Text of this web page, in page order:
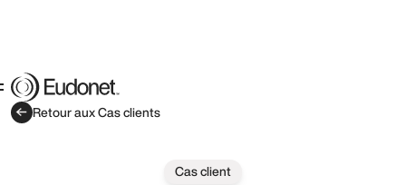
Retour aux Cas clients
Cas client